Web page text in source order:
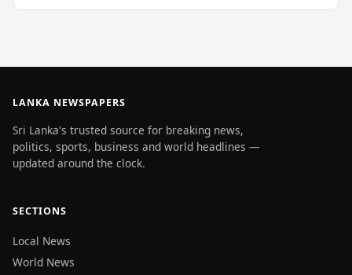
LANKA NEWSPAPERS
Sri Lanka's trusted source for breaking news,
politics, sports, business and world headlines —
updated around the clock.
SECTIONS
Local News
World News